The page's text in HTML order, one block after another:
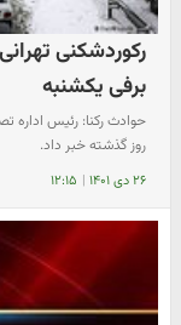
برفی یکشنبه
روز گذشته خبر داد.
۲۶ دی ۱۴۰۱ | ۱۲:۱۵